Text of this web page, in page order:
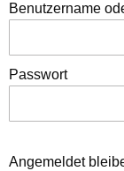
Benutzername
Passwort
Angemeldet